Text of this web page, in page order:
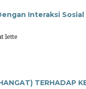
Interaksi
lette
TERHADAP